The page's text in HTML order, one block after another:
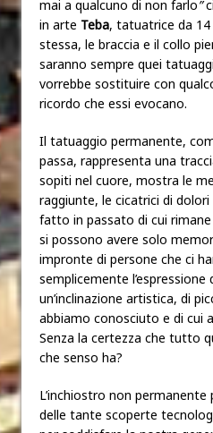
mai a qualcuno di non farlo”
in arte Teba, tatuatrice da 14
stessa, le braccia e il collo
saranno sempre quei
vorrebbe sostituire con
ricordo che essi evocano.
Il tatuaggio permanente,
passa, rappresenta una
sopiti nel cuore, mostra le
raggiunte, le cicatrici di dolori
fatto in passato di cui rimane
si possono avere solo
impronte di persone che ci
semplicemente l’espressione
un’inclinazione artistica, di
abbiamo conosciuto e di cui
Senza la certezza che tutto
che senso ha?
L’inchiostro non
delle tante scoperte